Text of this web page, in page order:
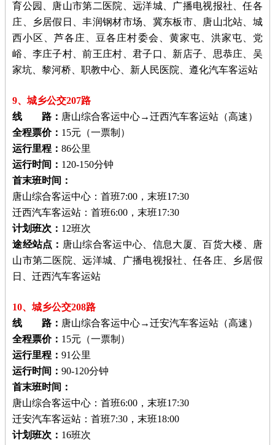
育公园、唐山市第二医院、远洋城、广播电视报社、任各
庄、乡居假日、丰润钢材市场、冀东板市、唐山北站、城
西小区、芦各庄、豆各庄村委会、黄家屯、洪家屯、党
峪、李庄子村、前王庄村、君子口、新店子、思恭庄、吴
家坑、黎河桥、职教中心、新人民医院、遵化汽车客运站
9、城乡公交207路
线 路： 唐山综合客运中心→迁西汽车客运站（高速）
全程票价： 15元（一票制）
运行里程：86公里
运行时间： 120-150分钟
首末班时间：
唐山综合客运中心：首班7:00，末班17:30
迁西汽车客运站：首班6:00，末班17:30
计划班次： 12班次
途经站点： 唐山综合客运中心、信息大厦、百货大楼、唐
山市第二医院、远洋城、广播电视报社、任各庄、乡居假
日、迁西汽车客运站
10、城乡公交208路
线 路： 唐山综合客运中心→迁安汽车客运站（高速）
全程票价： 15元（一票制）
运行里程：91公里
运行时间：90-120分钟
首末班时间：
唐山综合客运中心：首班6:00，末班17:30
迁安汽车客运站：首班7:30，末班18:00
计划班次： 16班次